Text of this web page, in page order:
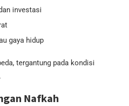
investasi
gaya hidup
tergantung pada kondisi
Nafkah